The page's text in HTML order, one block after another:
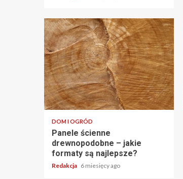
DOM I OGRÓD
Panele ścienne
drewnopodobne – jakie
formaty są najlepsze?
Redakcja 6 miesięcy ago